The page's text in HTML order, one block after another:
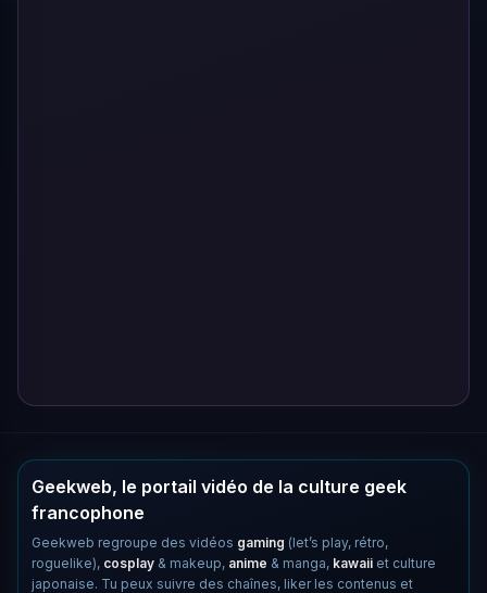
Geekweb, le portail vidéo de la culture geek
francophone
Geekweb regroupe des vidéos gaming (let’s play, rétro,
roguelike), cosplay & makeup, anime & manga, kawaii et culture
japonaise. Tu peux suivre des chaînes, liker les contenus et